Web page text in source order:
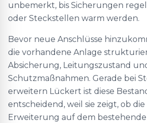
unbemerkt, bis Sicherungen
oder Steckstellen warm werden.
Bevor neue Anschlüsse
die vorhandene Anlage
Absicherung, Leitungszustand
Schutzmaßnahmen. Gerade bei
erweitern Lückert ist diese
entscheidend, weil sie zeigt, ob
Erweiterung auf dem